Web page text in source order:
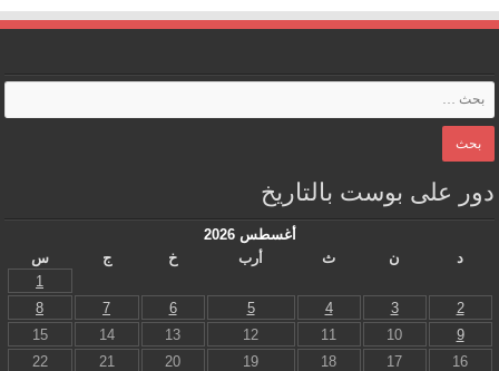
دور على بوست بالتاريخ
أغسطس 2026
د
ن ث أرب خ ج
س
1
2
3
4
5
6
7
8
9
10
11
12
13
14
15
16
17
18
19
20
21
22